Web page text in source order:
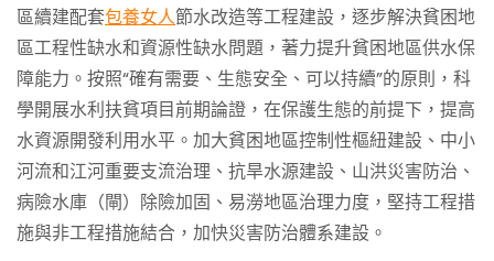
區續建配套包養女人節水改造等工程建設，逐步解決貧困地
區工程性缺水和資源性缺水問題，著力提升貧困地區供水保
障能力。按照“確有需要、生態安全、可以持續”的原則，科
學開展水利扶貧項目前期論證，在保護生態的前提下，提高
水資源開發利用水平。加大貧困地區控制性樞紐建設、中小
河流和江河重要支流治理、抗旱水源建設、山洪災害防治、
病險水庫（閘）除險加固、易澇地區治理力度，堅持工程措
施與非工程措施結合，加快災害防治體系建設。